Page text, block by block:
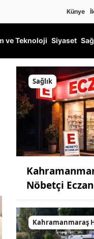
Künye
ve Teknoloji Siyaset
Sağlık
Nöbetçi
Kahramanmaraş